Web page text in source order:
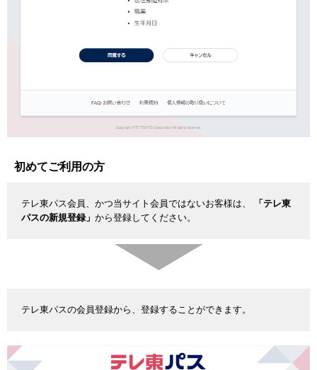
初めてご利用の方
テレ東パス会員、かつ当サイト会員ではないお客様は、
「テレ東
パスの新規登録」 から登録してください。
テレ東パスの会員登録から、登録することができます。